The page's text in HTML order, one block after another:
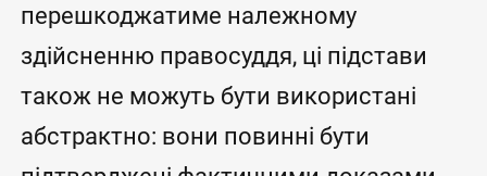
перешкоджатиме належному
здійсненню правосуддя, ці підстави
також не можуть бути використані
абстрактно: вони повинні бути